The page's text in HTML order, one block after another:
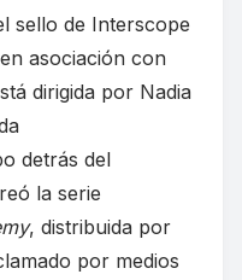
sello de Interscope
asociación con
dirigida por Nadia
detrás del
la serie
, distribuida por
por medios